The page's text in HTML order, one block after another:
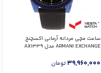
ساعت مچی مردانه آرمانی اکسچنج
ARMANI EXCHANGE مدل AX1339
39,960,000تومان